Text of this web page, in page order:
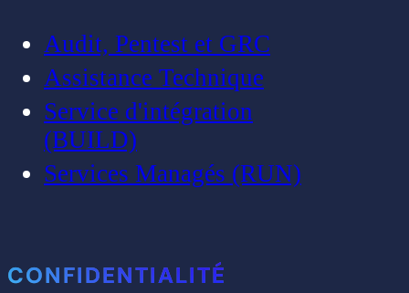
Audit, Pentest et GRC
Assistance Technique
Service d'intégration
(BUILD)
Services Managés (RUN)
CONFIDENTIALITÉ